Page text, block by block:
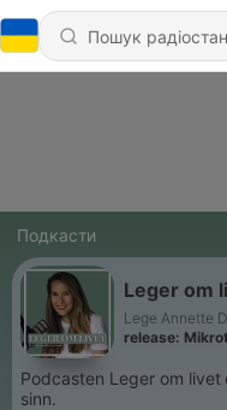
Подкасти
Leger om
Lege Annette
release:
Wisløff og
Podcasten Leger om livet
sinn.